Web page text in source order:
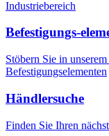
Industriebereich
Befestigungs-
Stöbern Sie in
Befestigungselementen
Händlersuche
Finden Sie Ihren